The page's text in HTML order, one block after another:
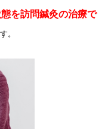
を訪問鍼灸の治療で
。